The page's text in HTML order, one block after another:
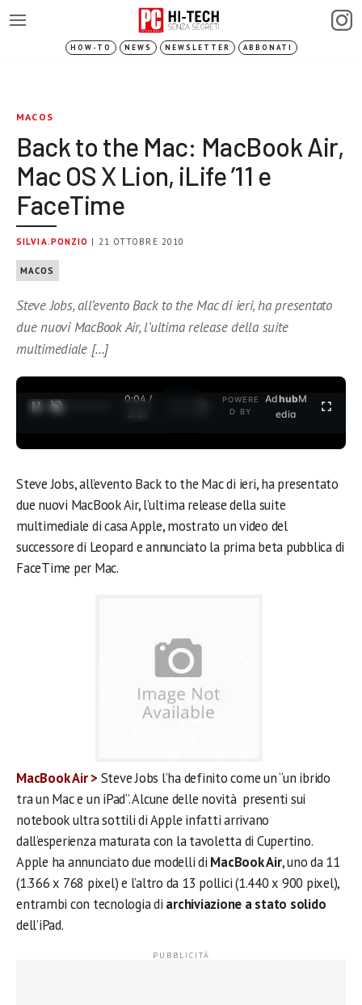
HOW-TO NEWS NEWSLETTER ABBONATI
MACOS
Back to the Mac: MacBook Air,
Mac OS X Lion, iLife ’11 e
FaceTime
SILVIA.PONZIO | 21 OTTOBRE 2010
MACOS
Steve Jobs, all’evento Back to the Mac di ieri, ha presentato
due nuovi MacBook Air, l’ultima release della suite
multimediale […]
0:04 /
3:37
POWERE
D BY
AdhubM
edia
Steve Jobs, all’evento Back to the Mac di ieri, ha presentato
due nuovi MacBook Air, l’ultima release della suite
multimediale di casa Apple, mostrato un video del
successore di Leopard e annunciato la prima beta pubblica di
FaceTime per Mac.
MacBook Air > Steve Jobs l’ha definito come un “un ibrido
tra un Mac e un iPad”. Alcune delle novità presenti sui
notebook ultra sottili di Apple infatti arrivano
dall’esperienza maturata con la tavoletta di Cupertino.
Apple ha annunciato due modelli di MacBook Air, uno da 11
(1.366 x 768 pixel) e l’altro da 13 pollici (1.440 x 900 pixel),
entrambi con tecnologia di archiviazione a stato solido
dell’iPad.